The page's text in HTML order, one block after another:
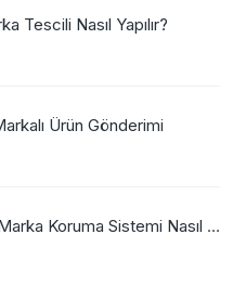
Tescili Nasıl Yapılır?
Ürün Gönderimi
Adım Adım Global Marka Koruma Sistemi Nasıl Çalışır?